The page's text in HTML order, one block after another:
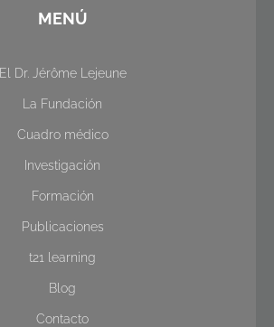
MENÚ
El Dr. Jérôme Lejeune
La Fundación
Cuadro médico
Investigación
Formación
Publicaciones
t21 learning
Blog
Contacto